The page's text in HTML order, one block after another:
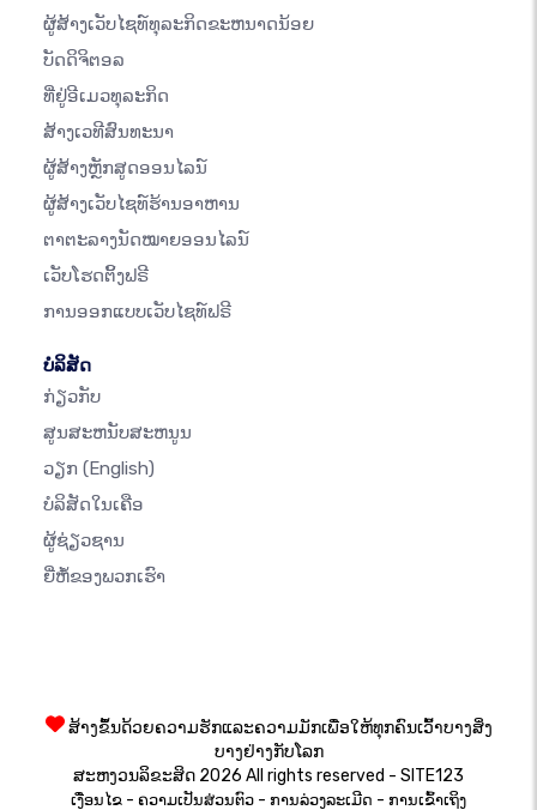
ຜູ້ສ້າງເວັບໄຊທ໌ທຸລະກິດຂະຫນາດນ້ອຍ
ບັດດິຈິຕອລ
ທີ່ຢູ່ອີເມວທຸລະກິດ
ສ້າງເວທີສົນທະນາ
ຜູ້ສ້າງຫຼັກສູດອອນໄລນ໌
ຜູ້ສ້າງເວັບໄຊທ໌ຮ້ານອາຫານ
ຕາຕະລາງນັດໝາຍອອນໄລນ໌
ເວັບໂຮດຕິ້ງຟຣີ
ການອອກແບບເວັບໄຊທ໌ຟຣີ
ບໍລິສັດ
ກ່ຽວກັບ
ສູນສະຫນັບສະຫນູນ
ວຽກ (English)
ບໍລິສັດໃນເຄືອ
ຜູ້ຊ່ຽວຊານ
ຍີ່ຫໍ້ຂອງພວກເຮົາ
ສ້າງຂຶ້ນດ້ວຍຄວາມຮັກແລະຄວາມມັກເພື່ອໃຫ້ທຸກຄົນເວົ້າບາງສິ່ງ
ບາງຢ່າງກັບໂລກ
ສະຫງວນລິຂະສິດ 2026 All rights reserved - SITE123
ເງື່ອນໄຂ - ຄວາມເປັນສ່ວນຕົວ - ການລ່ວງລະເມີດ - ການເຂົ້າເຖິງ